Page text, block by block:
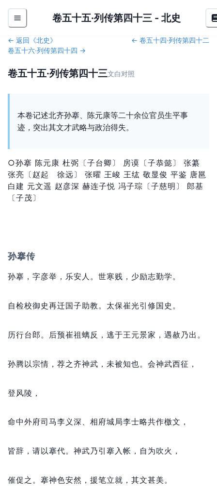
卷五十五·列传第四十三- 北史
← 返回《北史》 ← 卷五十四·列传第四十二
卷五十六·列传第四十四 →
卷五十五·列传第四十三文白对照
本卷记述北齐孙搴、陈元康等二十余位官员生平事
迹，突出其文才武略与政治得失。
○孙搴 陈元康 杜弼〔子台卿〕 房谟〔子恭懿〕 张纂
张亮〔赵起 徐远〕 张曜 王峻 王纮 敬显俊 平鉴 唐邕
白建 元文遥 赵彦深 赫连子悦 冯子琮〔子慈明〕 郎基
〔子茂〕
孙搴传
孙搴， 字彦举， 乐安人。 世寒贱， 少励志勤学。
自检校御史再迁国子助教。 太保崔光引修国史。
历行台郎。 后预崔祖螭反， 逃于王元景家， 遇赦乃出。
孙腾以宗情， 荐之齐神武， 未被知也。 会神武西征，
登风陵，
命中外府司马李义深、相府城局李士略共作檄文，
皆辞， 请以搴代。 神武乃引搴入帐， 自为吹火，
催促之。 搴神色安然， 援笔立就， 其文甚美。